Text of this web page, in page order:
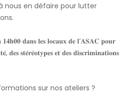
nous en défaire pour lutter
𝐝𝐚𝐧𝐬 𝐥𝐞𝐬 𝐥𝐨𝐜𝐚𝐮𝐱 𝐝𝐞 𝐥’𝐀𝐒𝐀𝐂 𝐩𝐨𝐮𝐫
𝐝𝐞𝐬 𝐬𝐭𝐞́𝐫𝐞́𝐨𝐭𝐲𝐩𝐞𝐬 𝐞𝐭 𝐝𝐞𝐬 𝐝𝐢𝐬𝐜𝐫𝐢𝐦𝐢𝐧𝐚𝐭𝐢𝐨𝐧𝐬
sur nos ateliers ?